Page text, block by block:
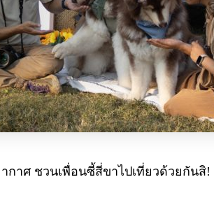
กาศ ชวนเพื่อนซี้สี่ขาไปเที่ยวด้วยกัน